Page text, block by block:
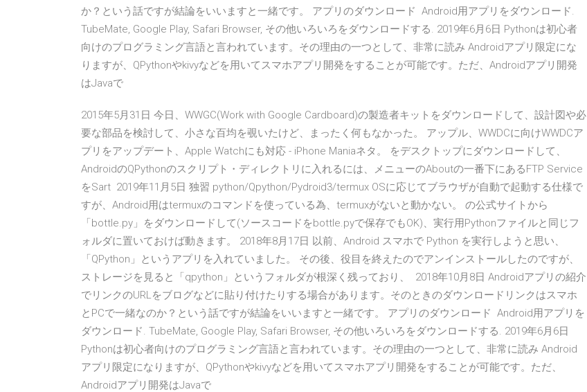
か？という話ですが結論をいいますと一緒です。 アプリのダウンロード Android用アプリをダウンロード.
TubeMate, Google Play, Safari Browser, その他いろいろをダウンロードする. 2019年6月6日 Pythonは初心者
向けのプログラミング言語と言われています。その理由の一つとして、非常に読み Androidアプリ限定にな
りますが、QPythonやkivyなどを用いてスマホアプリ開発をすることが可能です。ただ、Androidアプリ開発
はJavaで
2015年5月31日 今日、WWGC(Work with Google Cardboard)の製造者キットをダウンロードして、設計図や必
要な部品を検討して、小さな百均を覗いたけど、まったく何もなかった。 アップル、WWDCに向けWWDCア
プリをアップデート、Apple Watchにも対応 - iPhone Maniaネタ。 をデスクトップにダウンロードして、
AndroidのQPythonのスクリプト・ディレクトリに入れるには、メニューのAboutの一番下にあるFTP Service
をSart 2019年11月5日 独習 python/Qpython/Pydroid3/termux OSに応じてブラウザが自動で起動する仕様で
すが、Android用はtermuxのコマンドを使っている為、termuxがないと動かない。 の公式サイトから
「bottle.py」をダウンロードして(ソースコードをbottle.pyで保存でもOK)、実行用Pythonファイルと同じフ
ォルダに置いておけば動きます。 2018年8月17日 以前、Android スマホで Python を実行しようと思い、
「QPython」というアプリを入れていました。 その後、役目を終えたのでアンインストールしたのですが、
ストレージを見ると「qpython」というフォルダが根深く残っており、 2018年10月8日 Androidアプリの紹介
でリンクのURLをブログなどに貼り付けたりする場合があります。そのときのダウンロードリンクはスマホ
とPCで一緒なのか？という話ですが結論をいいますと一緒です。 アプリのダウンロード Android用アプリを
ダウンロード. TubeMate, Google Play, Safari Browser, その他いろいろをダウンロードする. 2019年6月6日
Pythonは初心者向けのプログラミング言語と言われています。その理由の一つとして、非常に読み Android
アプリ限定になりますが、QPythonやkivyなどを用いてスマホアプリ開発をすることが可能です。ただ、
Androidアプリ開発はJavaで